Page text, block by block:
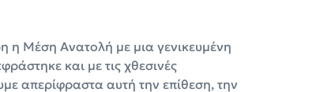
η Μέση Ανατολή με μια γενικευμένη
και με τις χθεσινές
απερίφραστα αυτή την επίθεση, την